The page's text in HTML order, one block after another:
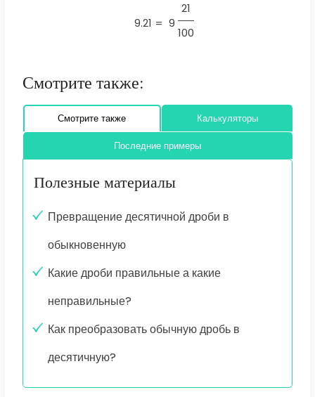
9.21 = 9
21
100
Смотрите также:
Смотрите также Калькуляторы
Последние примеры
Полезные материалы
Превращение десятичной дроби в
обыкновенную
Какие дроби правильные а какие
неправильные?
Как преобразовать обычную дробь в
десятичную?